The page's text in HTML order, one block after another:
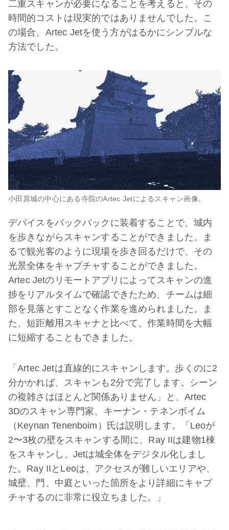
二重スキャンが必要になることを考えると、その
時間的コストは現実的ではありませんでした。こ
の場合、Artec Jetを使う方がはるかにシンプルな
方法でした。
小田原城の中心にある寺院のArtec Jetによるスキャン画像。
デバイスをバックパックに装着することで、城内
を歩きながらスキャンすることができました。ま
るで観光客のように現場を歩き回るだけで、その
光景全体をキャプチャすることができました。
Artec Jetのリモートアプリによってスキャンの進
捗をリアルタイムで確認できたため、チームは細
部を見落とすことなく作業を進められました。ま
た、短距離用スキャナと比べて、作業時間を大幅
に短縮することもできました。
「Artec Jetは直線的にスキャンします。歩くのに2
分かかれば、スキャンも2分で完了します。シーン
の複雑さはほとんど関係ありません」と、Artec
3Dのスキャン専門家、キーナン・テネンボイム
（Keynan Tenenboim）氏は説明します。「Leoが
2〜3枚の壁をスキャンする間に、Ray IIは建物1棟
をスキャンし、Jetは城全体をデジタル化しまし
た。Ray IIとLeoは、アクセスが難しいエリアや、
城壁、門、中庭といった箇所をより詳細にキャプ
チャするのに非常に役立ちました。」